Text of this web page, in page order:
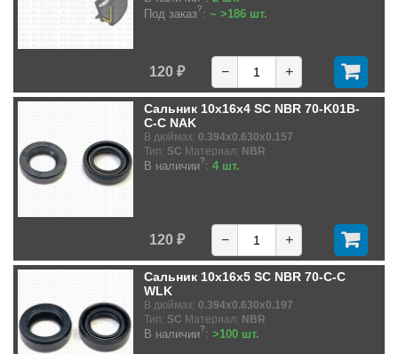
Под заказ?: ~ >186 шт.
120 ₽ − +
Сальник 10x16x4 SC NBR 70-K01B-
C-C NAK
В дюймах: 0.394x0.630x0.157
Тип: SC Материал: NBR
В наличии?: 4 шт.
120 ₽ − +
Сальник 10x16x5 SC NBR 70-C-C
WLK
В дюймах: 0.394x0.630x0.197
Тип: SC Материал: NBR
В наличии?: >100 шт.